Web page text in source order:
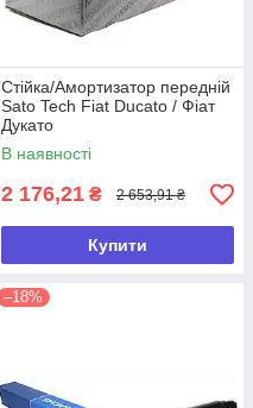
Стійка/Амортизатор передній
Sato Tech Fiat Ducato / Фіат
Дукато
В наявності
2 176,21 ₴ 2 653,91 ₴
Купити
–18%